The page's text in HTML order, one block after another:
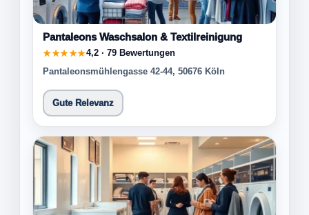
Pantaleons Waschsalon & Textilreinigung
★★★★★4,2 · 79 Bewertungen
Pantaleonsmühlengasse 42-44, 50676 Köln
Gute Relevanz